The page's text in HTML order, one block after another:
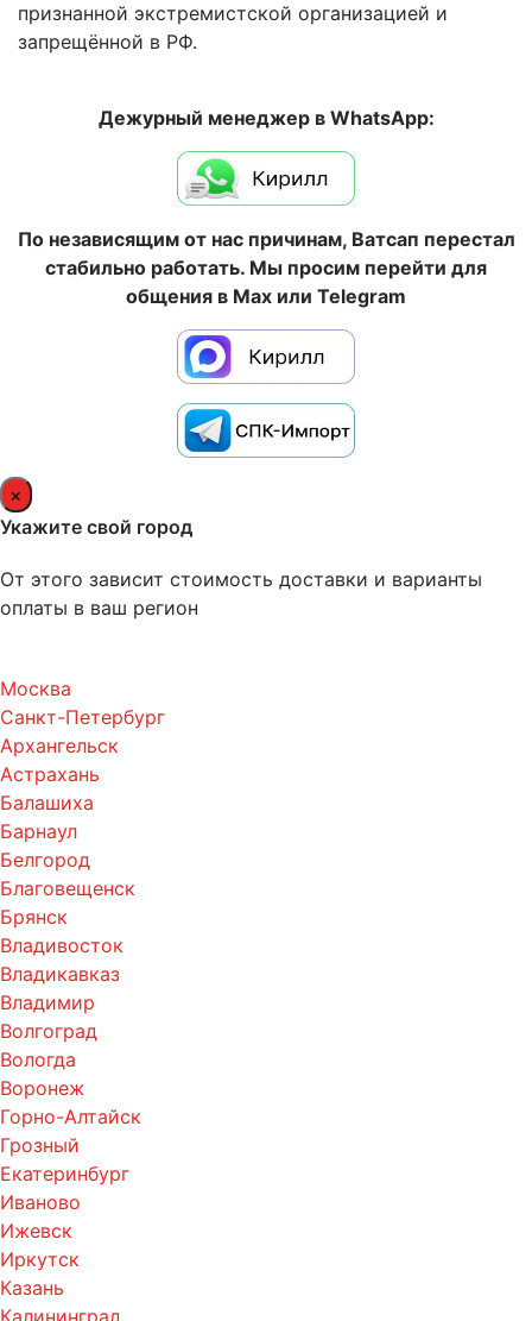
признанной экстремистской организацией и
запрещённой в РФ.
Дежурный менеджер в WhatsApp:
По независящим от нас причинам, Ватсап перестал
стабильно работать. Мы просим перейти для
общения в Max или Telegram
×
Укажите свой город
От этого зависит стоимость доставки и варианты
оплаты в ваш регион
Москва
Санкт-Петербург
Архангельск
Астрахань
Балашиха
Барнаул
Белгород
Благовещенск
Брянск
Владивосток
Владикавказ
Владимир
Волгоград
Вологда
Воронеж
Горно-Алтайск
Грозный
Екатеринбург
Иваново
Ижевск
Иркутск
Казань
Калининград